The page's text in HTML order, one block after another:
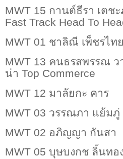
MWT 15 กานต์ธีรา เตช
Fast Track Head To
MWT 01 ชาลิณี เพ็ชรไทย
MWT 13 คนธรสพรรณ ว
น่า Top Commerce
MWT 12 มาลัยกะ คาร
MWT 03 วรรณภา แย้มภู่
MWT 02 อภิญญา กันสา
MWT 05 บุษบงกช ลิ้นทอ